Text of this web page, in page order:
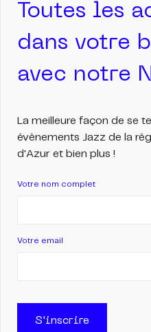
Toutes les
dans votre
avec notre
La meilleure façon de se
évènements Jazz de la
d'Azur et bien plus !
Votre nom complet
Votre email
S'inscrire